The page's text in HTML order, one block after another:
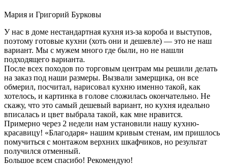
Мария и Григорий Бурковы
У нас в доме нестандартная кухня из-за короба и выступов,
поэтому готовые кухни (хоть они и дешевле) — это не наш
вариант. Мы с мужем много где были, но не нашли
подходящего варианта.
После всех походов по торговым центрам мы решили делать
на заказ под наши размеры. Вызвали замерщика, он все
обмерил, посчитал, нарисовал кухню именно такой, как
хотелось, и картинка в голове сложилась окончательно. Не
скажу, что это самый дешевый вариант, но кухня идеально
вписалась и цвет выбрала такой, как мне нравится.
Примерно через 2 недели нам установили нашу кухню-
красавицу! «Благодаря» нашим кривым стенам, им пришлось
помучиться с монтажом верхних шкафчиков, но результат
получился отменный.
Большое всем спасибо! Рекомендую!